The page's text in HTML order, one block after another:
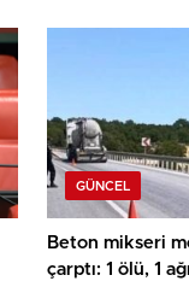
GÜNCEL
Beton mikseri
çarptı: 1 ölü, 1